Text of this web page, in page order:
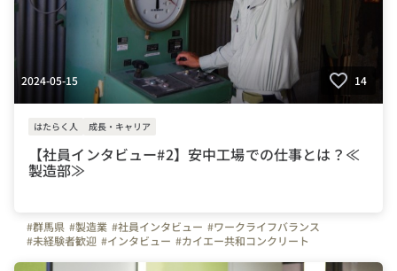
2024-05-15 14
はたらく人 成長・キャリア
【社員インタビュー#2】安中工場での仕事とは？≪
製造部≫
#群馬県 #製造業 #社員インタビュー #ワークライフバランス
#未経験者歓迎 #インタビュー #カイエー共和コンクリート